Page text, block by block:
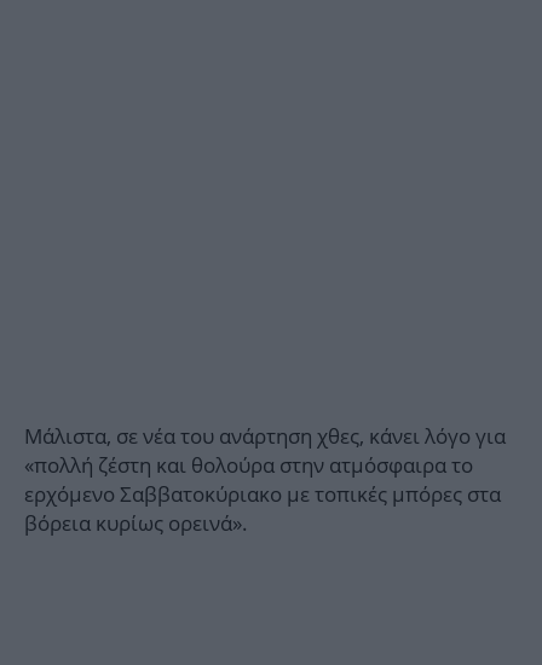
Μάλιστα, σε νέα του ανάρτηση χθες, κάνει λόγο για
«πολλή ζέστη και θολούρα στην ατμόσφαιρα το
ερχόμενο Σαββατοκύριακο με τοπικές μπόρες στα
βόρεια κυρίως ορεινά».